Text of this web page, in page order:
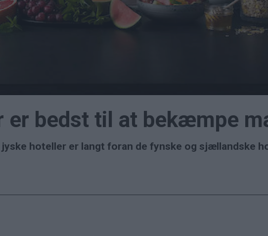
er bedst til at bekæmpe
jyske hoteller er langt foran de fynske og sjællandske